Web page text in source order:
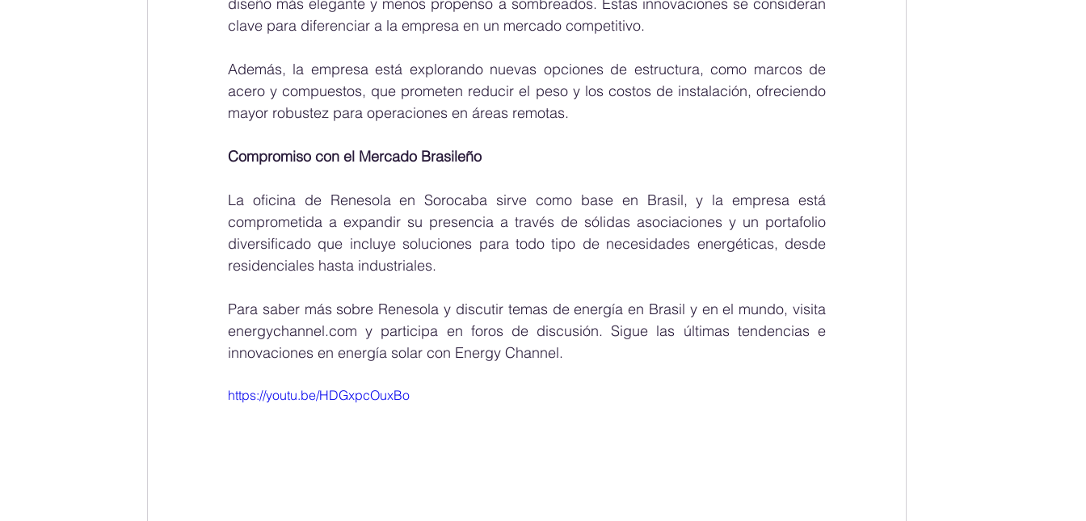
clave para diferenciar a la empresa en un mercado competitivo.
Además, la empresa está explorando nuevas opciones de estructura, como marcos de
acero y compuestos, que prometen reducir el peso y los costos de instalación, ofreciendo
mayor robustez para operaciones en áreas remotas.
Compromiso con el Mercado Brasileño
La oficina de Renesola en Sorocaba sirve como base en Brasil, y la empresa está
comprometida a expandir su presencia a través de sólidas asociaciones y un portafolio
diversificado que incluye soluciones para todo tipo de necesidades energéticas, desde
residenciales hasta industriales.
energychannel.com y participa en foros de discusión. Sigue las últimas tendencias e
innovaciones en energía solar con Energy Channel.
https://youtu.be/HDGxpcOuxBo